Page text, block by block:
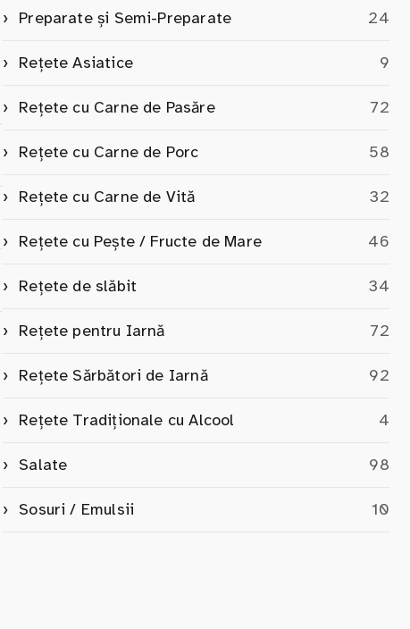
Preparate și Semi-Preparate 24
Rețete Asiatice 9
Rețete cu Carne de Pasăre 72
Rețete cu Carne de Porc 58
Rețete cu Carne de Vită 32
Rețete cu Pește / Fructe de Mare 46
Rețete de slăbit 34
Rețete pentru Iarnă 72
Rețete Sărbători de Iarnă 92
Rețete Tradiționale cu Alcool 4
Salate 98
Sosuri / Emulsii 10